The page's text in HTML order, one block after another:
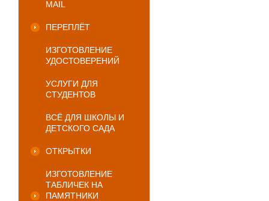
MAIL
ПЕРЕПЛЁТ
ИЗГОТОВЛЕНИЕ
УДОСТОВЕРЕНИЙ
УСЛУГИ ДЛЯ
СТУДЕНТОВ
ВСЁ ДЛЯ ШКОЛЫ И
ДЕТСКОГО САДА
ОТКРЫТКИ
ИЗГОТОВЛЕНИЕ
ТАБЛИЧЕК НА
ПАМЯТНИКИ